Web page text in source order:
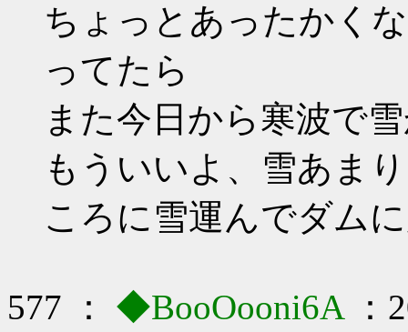
ちょっとあったかく
ってたら
また今日から寒波で
もういいよ、雪あま
ころに雪運んでダム
577 ： ◆BooOooni6A